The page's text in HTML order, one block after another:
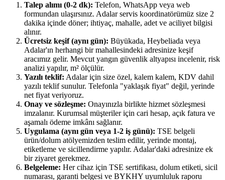
Talep alımı (0-2 dk): Telefon, WhatsApp veya web
formundan ulaşırsınız. Adalar servis koordinatörümüz size 2
dakika içinde döner; ihtiyaç, mahalle, adet ve aciliyet bilgisi
alınır.
Ücretsiz keşif (aynı gün): Büyükada, Heybeliada veya
Adalar'ın herhangi bir mahallesindeki adresinize keşif
aracımız gelir. Mevcut yangın güvenlik altyapısı incelenir, risk
analizi yapılır, m² ölçülür.
Yazılı teklif: Adalar için size özel, kalem kalem, KDV dahil
yazılı teklif sunulur. Telefonla "yaklaşık fiyat" değil, yerinde
net fiyat veriyoruz.
Onay ve sözleşme: Onayınızla birlikte hizmet sözleşmesi
imzalanır. Kurumsal müşteriler için cari hesap, açık fatura ve
aşamalı ödeme imkânı sağlanır.
Uygulama (aynı gün veya 1-2 iş günü): TSE belgeli
ürün/dolum atölyemizden teslim edilir, yerinde montaj,
etiketleme ve sicillendirme yapılır. Adalar'daki adresinize ek
bir ziyaret gerekmez.
Belgeleme: Her cihaz için TSE sertifikası, dolum etiketi, sicil
numarası, garanti belgesi ve BYKHY uyumluluk raporu